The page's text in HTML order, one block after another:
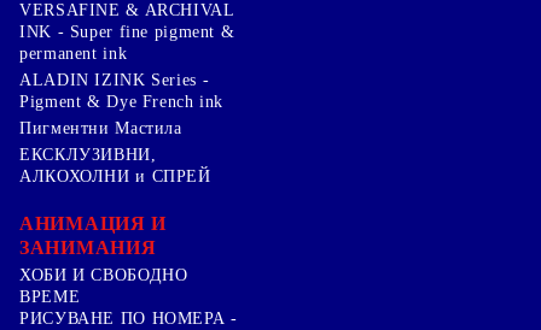
VERSAFINE & ARCHIVAL
INK - Super fine pigment &
permanent ink
ALADIN IZINK Series -
Pigment & Dye French ink
Пигментни Мастила
ЕКСКЛУЗИВНИ,
АЛКОХОЛНИ и СПРЕЙ
АНИМАЦИЯ И
ЗАНИМАНИЯ
ХОБИ И СВОБОДНО
ВРЕМЕ
РИСУВАНЕ ПО НОМЕРА -